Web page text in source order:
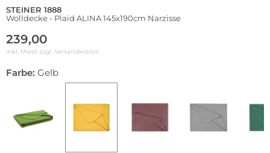
STEINER 1888
Wolldecke - Plaid ALINA 145x190cm Narzisse
239,00
inkl. Mwst zzgl. Versandkosten
Farbe: Gelb